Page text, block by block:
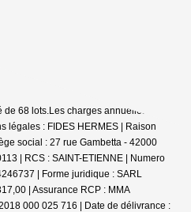
68 lots.Les charges annuelles sont
légales : FIDES HERMES | Raison
social : 27 rue Gambetta - 42000
| RCS : SAINT-ETIENNE | Numero
| Forme juridique : SARL
| Assurance RCP : MMA
000 025 716 | Date de délivrance :